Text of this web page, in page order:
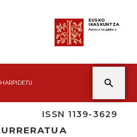
EUSKO
IKASKUNTZA
Asmoz ta jakitez
HARPIDETU
ISSN 1139-3629